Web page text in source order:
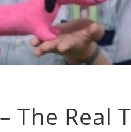
The Real